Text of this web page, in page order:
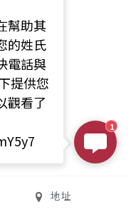
地址
幫助其
的姓氏
電話與
提供您
觀看了
1